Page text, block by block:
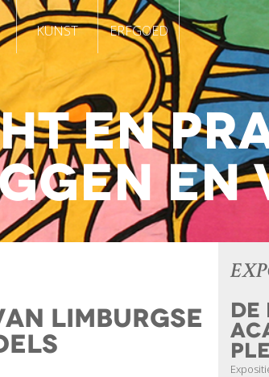
KUNST ERFGOED
en
en
Limburgse
De